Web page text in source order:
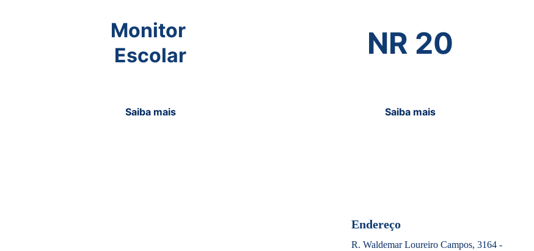
Monitor
Escolar
Saiba mais
NR 20
Saiba mais
Endereço
R. Waldemar Loureiro Campos, 3164 -